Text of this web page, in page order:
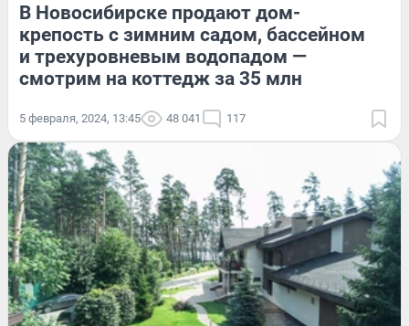
В Новосибирске продают дом-
крепость с зимним садом, бассейном
и трехуровневым водопадом —
смотрим на коттедж за 35 млн
5 февраля, 2024, 13:45 48 041 117